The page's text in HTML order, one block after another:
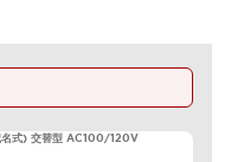
名式) 交替型 AC100/120V